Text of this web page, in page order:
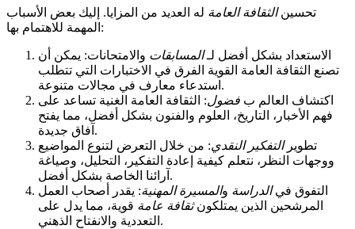
تحسينالثقافة العامة له العديد من المزايا. إليك بعض الأسباب
المهمة للاهتمام بها:
الاستعداد بشكل أفضل لـالمسابقات والامتحانات: يمكن أن
تصنع الثقافة العامة القوية الفرق في الاختبارات التي تتطلب
استدعاء معارف في مجالات متنوعة.
اكتشاف العالم ب فضول: الثقافة العامة الغنية تساعد على
فهم الأخبار، التاريخ، العلوم والفنون بشكل أفضل، مما يفتح
آفاق جديدة.
تطويرالتفكير النقدي: من خلال التعرض لتنوع المواضيع
ووجهات النظر، نتعلم كيفية إعادة التفكير، التحليل، وصياغة
آرائنا الخاصة بشكل أفضل.
التفوق فيالدراسة والمسيرة المهنية: يقدر أصحاب العمل
المرشحين الذين يمتلكونثقافة عامة قوية، مما يدل على
التعددية والانفتاح الذهني.